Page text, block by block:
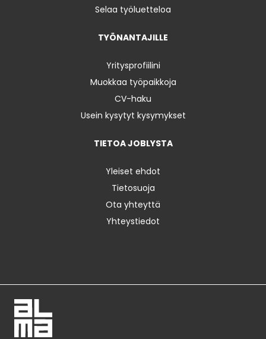
Selaa työluetteloa
TYÖNANTAJILLE
Yritysprofiilini
Muokkaa työpaikkoja
CV-haku
Usein kysytyt kysymykset
TIETOA JOBLYSTA
Yleiset ehdot
Tietosuoja
Ota yhteyttä
Yhteystiedot